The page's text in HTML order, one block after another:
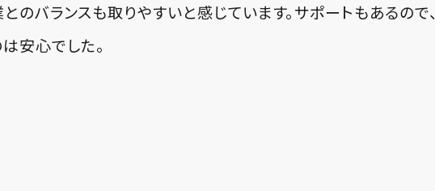
のバランスも取りやすいと感じています。サポートもあるので、
安心でした。